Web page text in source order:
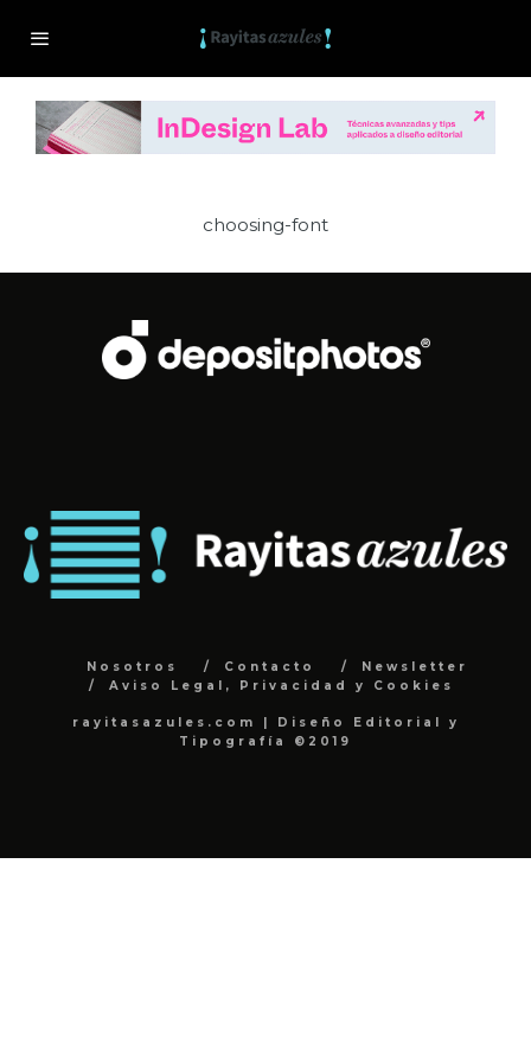
choosing-font
Nosotros Contacto
Newsletter
Aviso Legal, Privacidad y Cookies
rayitasazules.com | Diseño Editorial y
Tipografía ©2019